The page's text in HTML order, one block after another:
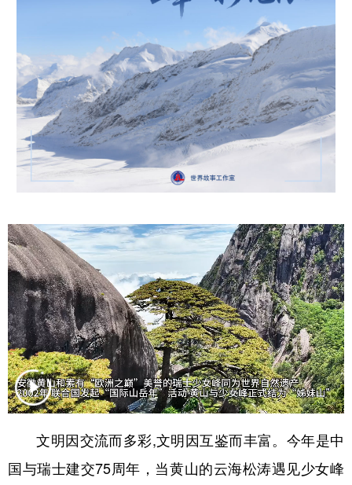
一带一路 亚太网 上市公司
地方频道
北京 天津 河北 山西
辽宁 吉林
山东 河南 湖北 湖南
广东 海南 重庆
四川 贵州 云南 西藏
陕西 甘肃 青海 宁夏
新疆 内蒙古 黑龙江
English Español Français عربى
文明因交流而多彩,文明因互鉴而丰富。今年是中
国与瑞士建交75周年，当黄山的云海松涛遇见少女峰